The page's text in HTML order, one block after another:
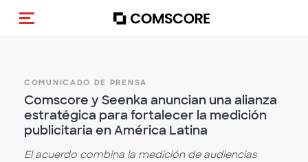
(Des)activar la navegación
COMUNICADO DE PRENSA
Comscore y Seenka anuncian una alianza
estratégica para fortalecer la medición
publicitaria en América Latina
El acuerdo combina la medición de audiencias